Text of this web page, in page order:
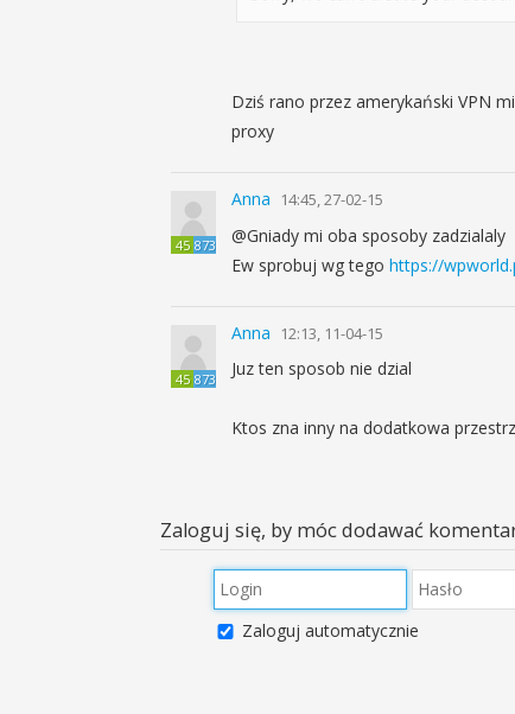
Dziś rano przez amerykański VPN
proxy
45 873
Anna 14:45, 27-02-15
@Gniady mi oba sposoby zadzialaly
Ew sprobuj wg tego https://
45 873
Anna 12:13, 11-04-15
Juz ten sposob nie dzial
Ktos zna inny na dodatkowa
Zaloguj się, by móc dodawać
Zaloguj automatycznie